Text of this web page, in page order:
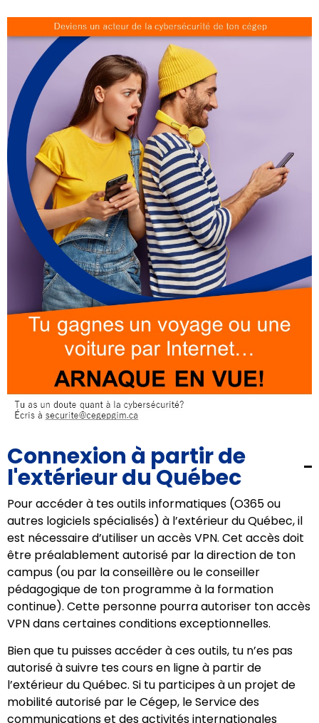
Connexion à partir de
l'extérieur du Québec
Pour accéder à tes outils informatiques (O365 ou
autres logiciels spécialisés) à l’extérieur du Québec, il
est nécessaire d’utiliser un accès VPN. Cet accès doit
être préalablement autorisé par la direction de ton
campus (ou par la conseillère ou le conseiller
pédagogique de ton programme à la formation
continue). Cette personne pourra autoriser ton accès
VPN dans certaines conditions exceptionnelles.
Bien que tu puisses accéder à ces outils, tu n’es pas
autorisé à suivre tes cours en ligne à partir de
l’extérieur du Québec. Si tu participes à un projet de
mobilité autorisé par le Cégep, le Service des
communications et des activités internationales